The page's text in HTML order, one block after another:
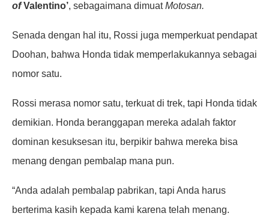
ofValentino’, sebagaimana dimuatMotosan.
Senada dengan hal itu, Rossi juga memperkuat pendapat
Doohan, bahwa Honda tidak memperlakukannya sebagai
nomor satu.
Rossi merasa nomor satu, terkuat di trek, tapi Honda tidak
demikian. Honda beranggapan mereka adalah faktor
dominan kesuksesan itu, berpikir bahwa mereka bisa
menang dengan pembalap mana pun.
“Anda adalah pembalap pabrikan, tapi Anda harus
berterima kasih kepada kami karena telah menang.